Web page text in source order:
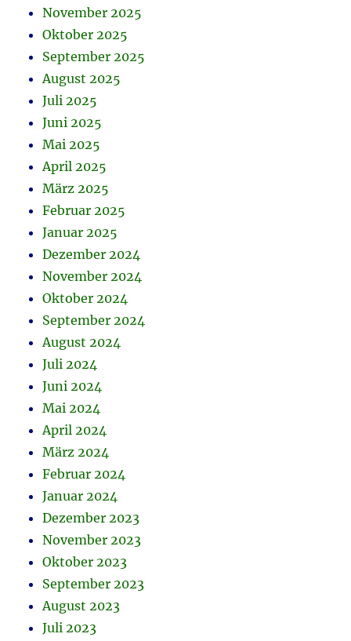
November 2025
Oktober 2025
September 2025
August 2025
Juli 2025
Juni 2025
Mai 2025
April 2025
März 2025
Februar 2025
Januar 2025
Dezember 2024
November 2024
Oktober 2024
September 2024
August 2024
Juli 2024
Juni 2024
Mai 2024
April 2024
März 2024
Februar 2024
Januar 2024
Dezember 2023
November 2023
Oktober 2023
September 2023
August 2023
Juli 2023